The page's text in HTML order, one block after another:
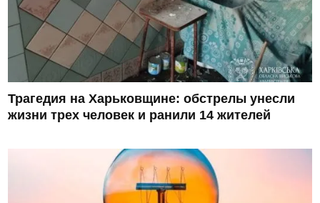
Трагедия на Харьковщине: обстрелы унесли
жизни трех человек и ранили 14 жителей